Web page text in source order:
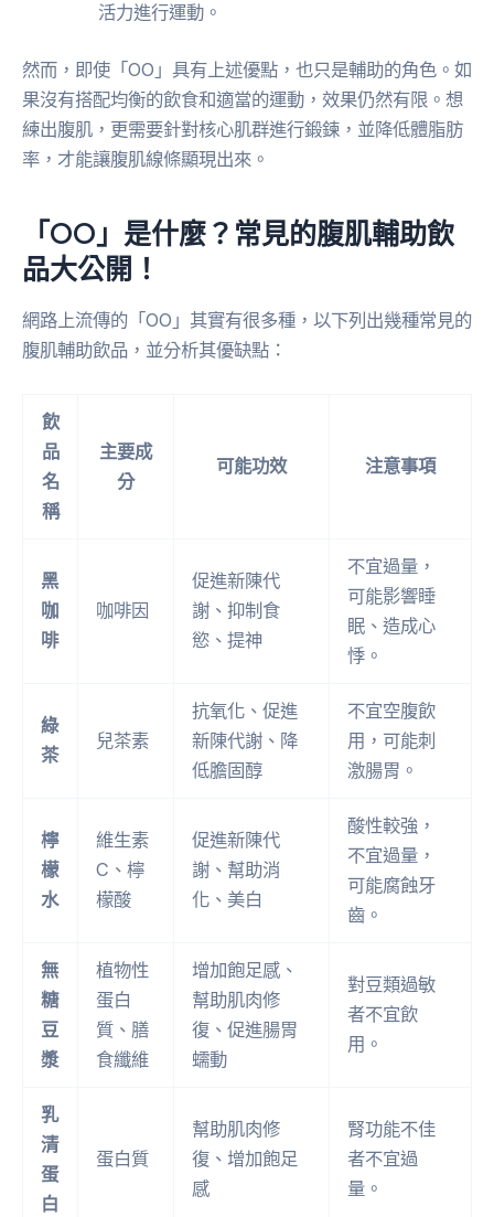
活力進行運動。
然而，即使「OO」具有上述優點，也只是輔助的角色。如
果沒有搭配均衡的飲食和適當的運動，效果仍然有限。想
練出腹肌，更需要針對核心肌群進行鍛鍊，並降低體脂肪
率，才能讓腹肌線條顯現出來。
「OO」是什麼？常見的腹肌輔助飲
品大公開！
網路上流傳的「OO」其實有很多種，以下列出幾種常見的
腹肌輔助飲品，並分析其優缺點：
飲
品
名
稱
主要成
分
可能功效 注意事項
黑
咖
啡
咖啡因
促進新陳代
謝、抑制食
慾、提神
不宜過量，
可能影響睡
眠、造成心
悸。
綠
茶
兒茶素
抗氧化、促進
新陳代謝、降
低膽固醇
不宜空腹飲
用，可能刺
激腸胃。
檸
檬
水
維生素
C、檸
檬酸
促進新陳代
謝、幫助消
化、美白
酸性較強，
不宜過量，
可能腐蝕牙
齒。
無
糖
豆
漿
植物性
蛋白
質、膳
食纖維
增加飽足感、
幫助肌肉修
復、促進腸胃
蠕動
對豆類過敏
者不宜飲
用。
乳
清
蛋
白
蛋白質
幫助肌肉修
復、增加飽足
感
腎功能不佳
者不宜過
量。